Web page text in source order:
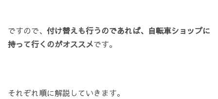
ですので、 付け替えも行うのであれば、自転車ショップに
持って行くのがオススメです。
それぞれ順に解説していきます。